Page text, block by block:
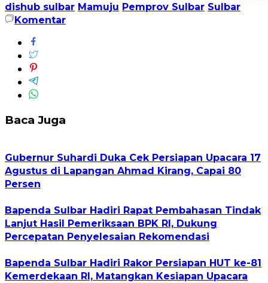
dishub sulbar Mamuju Pemprov Sulbar Sulbar
Komentar
Baca Juga
Gubernur Suhardi Duka Cek Persiapan Upacara 17
Agustus di Lapangan Ahmad Kirang, Capai 80
Persen
Bapenda Sulbar Hadiri Rapat Pembahasan Tindak
Lanjut Hasil Pemeriksaan BPK RI, Dukung
Percepatan Penyelesaian Rekomendasi
Bapenda Sulbar Hadiri Rakor Persiapan HUT ke-81
Kemerdekaan RI, Matangkan Kesiapan Upacara